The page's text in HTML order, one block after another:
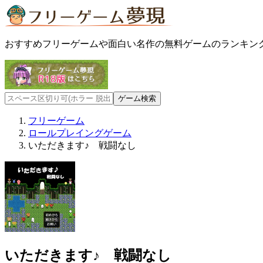
おすすめフリーゲームや面白い名作の無料ゲームのランキン
フリーゲーム
ロールプレイングゲーム
いただきます♪ 戦闘なし
いただきます♪ 戦闘なし